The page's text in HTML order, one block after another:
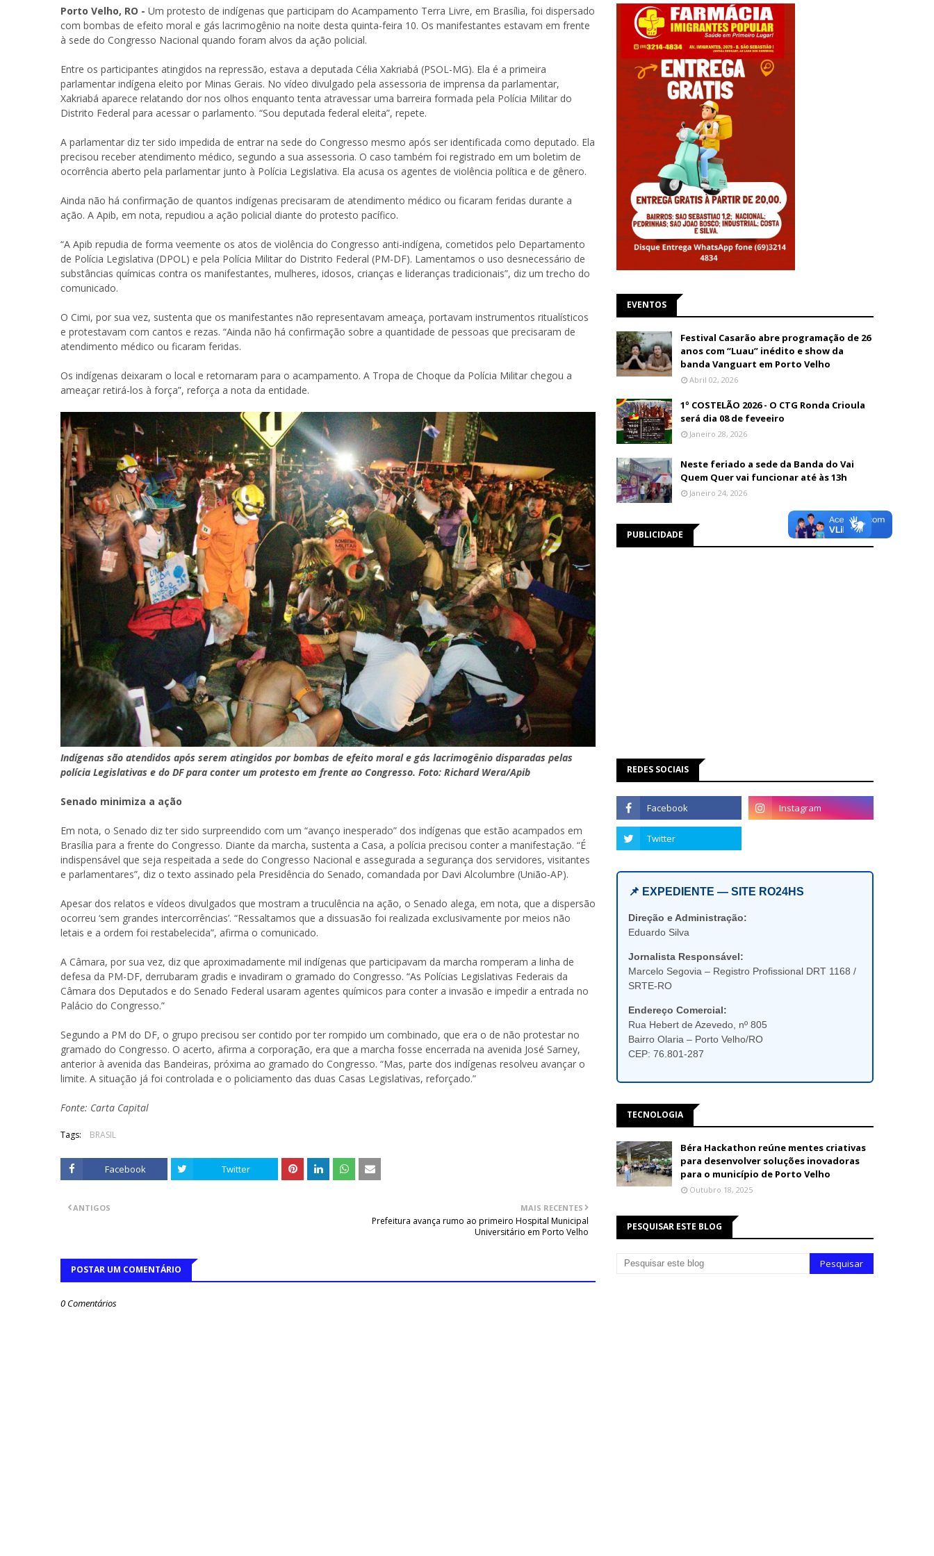
Porto Velho, RO - Um protesto de indígenas que participam do Acampamento Terra Livre, em Brasília, foi dispersado
com bombas de efeito moral e gás lacrimogênio na noite desta quinta-feira 10. Os manifestantes estavam em frente
à sede do Congresso Nacional quando foram alvos da ação policial.
Entre os participantes atingidos na repressão, estava a deputada Célia Xakriabá (PSOL-MG). Ela é a primeira
parlamentar indígena eleito por Minas Gerais. No vídeo divulgado pela assessoria de imprensa da parlamentar,
Xakriabá aparece relatando dor nos olhos enquanto tenta atravessar uma barreira formada pela Polícia Militar do
Distrito Federal para acessar o parlamento. “Sou deputada federal eleita”, repete.
A parlamentar diz ter sido impedida de entrar na sede do Congresso mesmo após ser identificada como deputado. Ela
precisou receber atendimento médico, segundo a sua assessoria. O caso também foi registrado em um boletim de
ocorrência aberto pela parlamentar junto à Polícia Legislativa. Ela acusa os agentes de violência política e de gênero.
Ainda não há confirmação de quantos indígenas precisaram de atendimento médico ou ficaram feridas durante a
ação. A Apib, em nota, repudiou a ação policial diante do protesto pacífico.
“A Apib repudia de forma veemente os atos de violência do Congresso anti-indígena, cometidos pelo Departamento
de Polícia Legislativa (DPOL) e pela Polícia Militar do Distrito Federal (PM-DF). Lamentamos o uso desnecessário de
substâncias químicas contra os manifestantes, mulheres, idosos, crianças e lideranças tradicionais”, diz um trecho do
comunicado.
O Cimi, por sua vez, sustenta que os manifestantes não representavam ameaça, portavam instrumentos ritualísticos
e protestavam com cantos e rezas. “Ainda não há confirmação sobre a quantidade de pessoas que precisaram de
atendimento médico ou ficaram feridas.
Os indígenas deixaram o local e retornaram para o acampamento. A Tropa de Choque da Polícia Militar chegou a
ameaçar retirá-los à força”, reforça a nota da entidade.
Indígenas são atendidos após serem atingidos por bombas de efeito moral e gás lacrimogênio disparadas pelas
polícia Legislativas e do DF para conter um protesto em frente ao Congresso. Foto: Richard Wera/Apib
Senado minimiza a ação
Em nota, o Senado diz ter sido surpreendido com um “avanço inesperado” dos indígenas que estão acampados em
Brasília para a frente do Congresso. Diante da marcha, sustenta a Casa, a polícia precisou conter a manifestação. “É
indispensável que seja respeitada a sede do Congresso Nacional e assegurada a segurança dos servidores, visitantes
e parlamentares”, diz o texto assinado pela Presidência do Senado, comandada por Davi Alcolumbre (União-AP).
Apesar dos relatos e vídeos divulgados que mostram a truculência na ação, o Senado alega, em nota, que a dispersão
ocorreu ‘sem grandes intercorrências’. “Ressaltamos que a dissuasão foi realizada exclusivamente por meios não
letais e a ordem foi restabelecida”, afirma o comunicado.
A Câmara, por sua vez, diz que aproximadamente mil indígenas que participavam da marcha romperam a linha de
defesa da PM-DF, derrubaram gradis e invadiram o gramado do Congresso. “As Polícias Legislativas Federais da
Câmara dos Deputados e do Senado Federal usaram agentes químicos para conter a invasão e impedir a entrada no
Palácio do Congresso.”
Segundo a PM do DF, o grupo precisou ser contido por ter rompido um combinado, que era o de não protestar no
gramado do Congresso. O acerto, afirma a corporação, era que a marcha fosse encerrada na avenida José Sarney,
anterior à avenida das Bandeiras, próxima ao gramado do Congresso. “Mas, parte dos indígenas resolveu avançar o
limite. A situação já foi controlada e o policiamento das duas Casas Legislativas, reforçado.”
Fonte: Carta Capital
Tags: BRASIL
Facebook Twitter
MAIS RECENTES
Prefeitura avança rumo ao primeiro Hospital Municipal
Universitário em Porto Velho
ANTIGOS
POSTAR UM COMENTÁRIO
0 Comentários
EVENTOS
Festival Casarão abre programação de 26
anos com “Luau” inédito e show da
banda Vanguart em Porto Velho
Abril 02, 2026
1º COSTELÃO 2026 - O CTG Ronda Crioula
será dia 08 de feveeiro
Janeiro 28, 2026
Neste feriado a sede da Banda do Vai
Quem Quer vai funcionar até às 13h
Janeiro 24, 2026
PUBLICIDADE
REDES SOCIAIS
📌 EXPEDIENTE — SITE RO24HS
Direção e Administração:
Eduardo Silva
Jornalista Responsável:
Marcelo Segovia – Registro Profissional DRT 1168 /
SRTE-RO
Endereço Comercial:
Rua Hebert de Azevedo, nº 805
Bairro Olaria – Porto Velho/RO
CEP: 76.801-287
TECNOLOGIA
Béra Hackathon reúne mentes criativas
para desenvolver soluções inovadoras
para o município de Porto Velho
Outubro 18, 2025
PESQUISAR ESTE BLOG